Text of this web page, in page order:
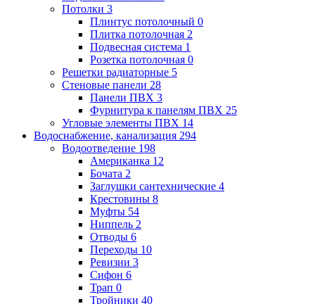
Потолки 3
Плинтус потолочный 0
Плитка потолочная 2
Подвесная система 1
Розетка потолочная 0
Решетки радиаторные 5
Стеновые панели 28
Панели ПВХ 3
Фурнитура к панелям ПВХ 25
Угловые элементы ПВХ 14
Водоснабжение, канализация 294
Водоотведение 198
Американка 12
Бочата 2
Заглушки сантехнические 4
Крестовины 8
Муфты 54
Ниппель 2
Отводы 6
Переходы 10
Ревизии 3
Сифон 6
Трап 0
Тройники 40